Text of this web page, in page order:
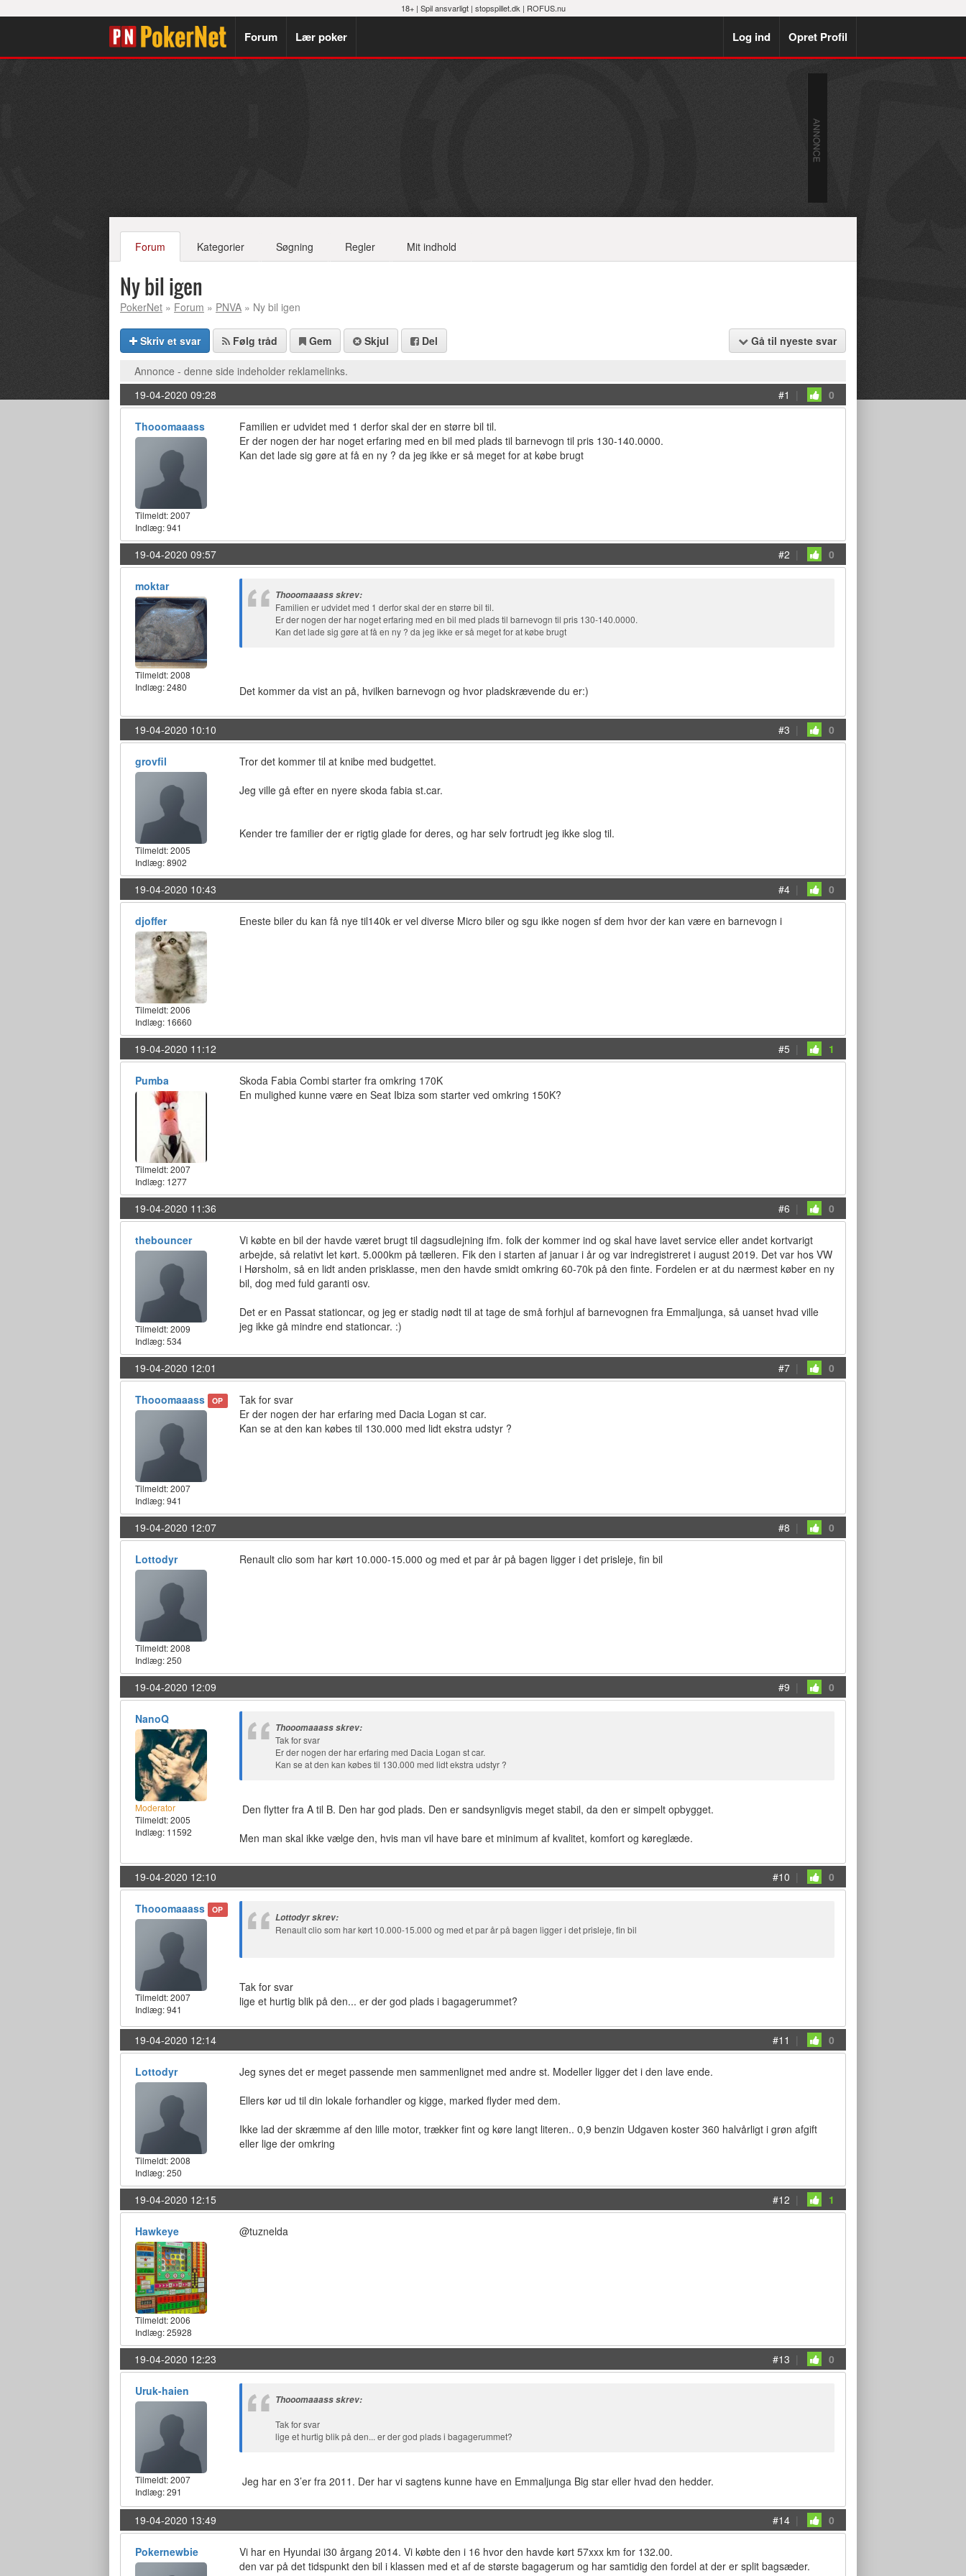
18+ | Spil ansvarligt| stopspillet.dk | ROFUS.nu
Forum Lær poker Log ind Opret Profil
Forum Kategorier Søgning Regler Mit indhold
Ny bil igen
PokerNet » Forum » PNVA » Ny bil igen
Skriv et svar Følg tråd Gem Skjul Del Gå til nyeste svar
Annonce - denne side indeholder reklamelinks.
19-04-2020 09:28
#1 | 0
Thooomaaass
Tilmeldt:2007
Indlæg: 941
Familien er udvidet med 1 derfor skal der en større bil til.
Er der nogen der har noget erfaring med en bil med plads til barnevogn til pris 130-140.0000.
Kan det lade sig gøre at få en ny ? da jeg ikke er så meget for at købe brugt
19-04-2020 09:57 #2 | 0
moktar
Tilmeldt:2008
Indlæg: 2480
Thooomaaass skrev:
Familien er udvidet med 1 derfor skal der en større bil til.
Er der nogen der har noget erfaring med en bil med plads til barnevogn til pris 130-140.0000.
Kan det lade sig gøre at få en ny ? da jeg ikke er så meget for at købe brugt
Det kommer da vist an på, hvilken barnevogn og hvor pladskrævende du er:)
19-04-2020 10:10 #3 | 0
grovfil
Tilmeldt:2005
Indlæg: 8902
Tror det kommer til at knibe med budgettet.
Jeg ville gå efter en nyere skoda fabia st.car.
Kender tre familier der er rigtig glade for deres, og har selv fortrudt jeg ikke slog til.
19-04-2020 10:43 #4 | 0
djoffer
Tilmeldt:2006
Indlæg: 16660
Eneste biler du kan få nye til140k er vel diverse Micro biler og sgu ikke nogen sf dem hvor der kan være en barnevogn i
19-04-2020 11:12 #5 | 1
Pumba
Tilmeldt:2007
Indlæg: 1277
Skoda Fabia Combi starter fra omkring 170K
En mulighed kunne være en Seat Ibiza som starter ved omkring 150K?
19-04-2020 11:36 #6 | 0
thebouncer
Tilmeldt:2009
Indlæg: 534
Vi købte en bil der havde været brugt til dagsudlejning ifm. folk der kommer ind og skal have lavet service eller andet kortvarigt
arbejde, så relativt let kørt. 5.000km på tælleren. Fik den i starten af januar i år og var indregistreret i august 2019. Det var hos VW
i Hørsholm, så en lidt anden prisklasse, men den havde smidt omkring 60-70k på den finte. Fordelen er at du nærmest køber en ny
bil, dog med fuld garanti osv.
Det er en Passat stationcar, og jeg er stadig nødt til at tage de små forhjul af barnevognen fra Emmaljunga, så uanset hvad ville
jeg ikke gå mindre end stationcar. :)
19-04-2020 12:01 #7 | 0
Thooomaaass OP
Tilmeldt:2007
Indlæg: 941
Tak for svar
Er der nogen der har erfaring med Dacia Logan st car.
Kan se at den kan købes til 130.000 med lidt ekstra udstyr ?
19-04-2020 12:07 #8 | 0
Lottodyr
Tilmeldt:2008
Indlæg: 250
Renault clio som har kørt 10.000-15.000 og med et par år på bagen ligger i det prisleje, fin bil
19-04-2020 12:09 #9 | 0
NanoQ
Moderator
Tilmeldt:2005
Indlæg: 11592
Thooomaaass skrev:
Tak for svar
Er der nogen der har erfaring med Dacia Logan st car.
Kan se at den kan købes til 130.000 med lidt ekstra udstyr ?
Den flytter fra A til B. Den har god plads. Den er sandsynligvis meget stabil, da den er simpelt opbygget.
Men man skal ikke vælge den, hvis man vil have bare et minimum af kvalitet, komfort og køreglæde.
19-04-2020 12:10 #10 | 0
Thooomaaass OP
Tilmeldt:2007
Indlæg: 941
Lottodyr skrev:
Renault clio som har kørt 10.000-15.000 og med et par år på bagen ligger i det prisleje, fin bil
Tak for svar
lige et hurtig blik på den... er der god plads i bagagerummet?
19-04-2020 12:14 #11 | 0
Lottodyr
Tilmeldt:2008
Indlæg: 250
Jeg synes det er meget passende men sammenlignet med andre st. Modeller ligger det i den lave ende.
Ellers kør ud til din lokale forhandler og kigge, marked flyder med dem.
Ikke lad der skræmme af den lille motor, trækker fint og køre langt literen.. 0,9 benzin Udgaven koster 360 halvårligt i grøn afgift
eller lige der omkring
19-04-2020 12:15 #12 | 1
Hawkeye
Tilmeldt:2006
Indlæg: 25928
@tuznelda
19-04-2020 12:23 #13 | 0
Uruk-haien
Tilmeldt:2007
Indlæg: 291
Thooomaaass skrev:
Tak for svar
lige et hurtig blik på den... er der god plads i bagagerummet?
Jeg har en 3’er fra 2011. Der har vi sagtens kunne have en Emmaljunga Big star eller hvad den hedder.
19-04-2020 13:49 #14 | 0
Pokernewbie
Vi har en Hyundai i30 årgang 2014. Vi købte den i 16 hvor den havde kørt 57xxx km for 132.00.
den var på det tidspunkt den bil i klassen med et af de største bagagerum og har samtidig den fordel at der er split bagsæder.